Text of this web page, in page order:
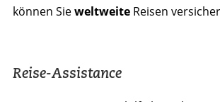
können SieweltweiteReisen
Reise-Assistance